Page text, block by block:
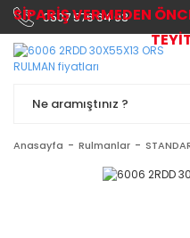
0507 576 64 03
Anasayfa Rulmanlar
SİPARİŞ VERMEDEN